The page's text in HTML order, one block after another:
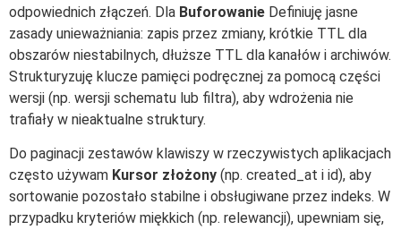
odpowiednich złączeń. Dla Buforowanie Definiuję jasne
zasady unieważniania: zapis przez zmiany, krótkie TTL dla
obszarów niestabilnych, dłuższe TTL dla kanałów i archiwów.
Strukturyzuję klucze pamięci podręcznej za pomocą części
wersji (np. wersji schematu lub filtra), aby wdrożenia nie
trafiały w nieaktualne struktury.
Do paginacji zestawów klawiszy w rzeczywistych aplikacjach
często używam Kursor złożony (np. created_at i id), aby
sortowanie pozostało stabilne i obsługiwane przez indeks. W
przypadku kryteriów miękkich (np. relewancji), upewniam się,